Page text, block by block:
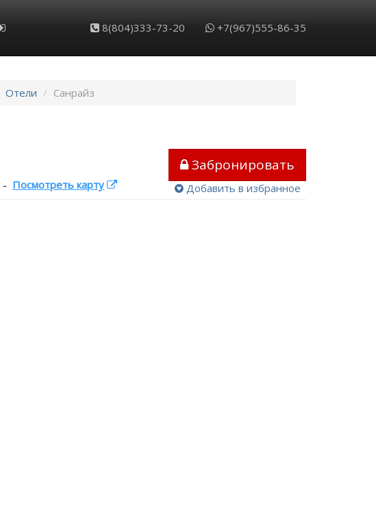
8(804)333-73-20 +7(967)555-86-35
Обратный звонок
Отели Санрайз
Забронировать
Добавить в избранное
- Посмотреть карту